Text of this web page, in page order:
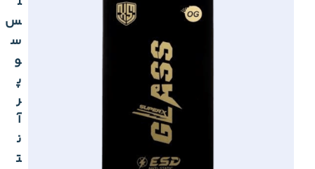
س
س
و
پ
ر
آ
ن
ت